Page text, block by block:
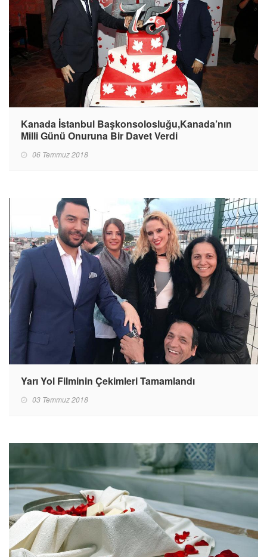
Kanada İstanbul Başkonsolosluğu,Kanada’nın
Milli Günü Onuruna Bir Davet Verdi
06 Temmuz 2018
Yarı Yol Filminin Çekimleri Tamamlandı
03 Temmuz 2018